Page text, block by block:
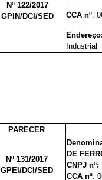
Nº 122/2017
GPIN/DCI/SED
CCA nº:
Endereço:
Industrial
PARECER
Nº 131/2017
GPEI/DCI/SED
DE
CNPJ nº:
CCA nº: